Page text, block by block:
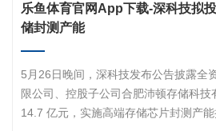
乐鱼体育官网app下载-深科技拟
储封测产能
5月26日晚间，深科技发布公告披露全
限公司、控股子公司合肥沛顿存储科技
14.7 亿元，实施高端存储芯片封测产能